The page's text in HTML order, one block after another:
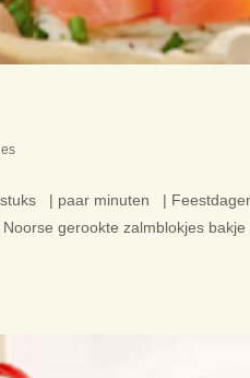
| paar minuten |
gerookte zalmblokjes